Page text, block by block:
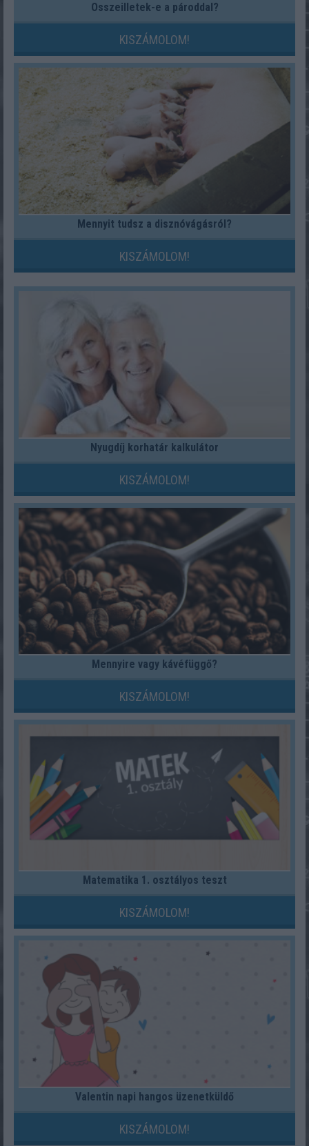
Összeilletek-e a pároddal?
KISZÁMOLOM!
Mennyit tudsz a disznóvágásról?
KISZÁMOLOM!
Nyugdíj korhatár kalkulátor
KISZÁMOLOM!
Mennyire vagy kávéfüggő?
KISZÁMOLOM!
Matematika 1. osztályos teszt
KISZÁMOLOM!
Valentin napi hangos üzenetküldő
KISZÁMOLOM!